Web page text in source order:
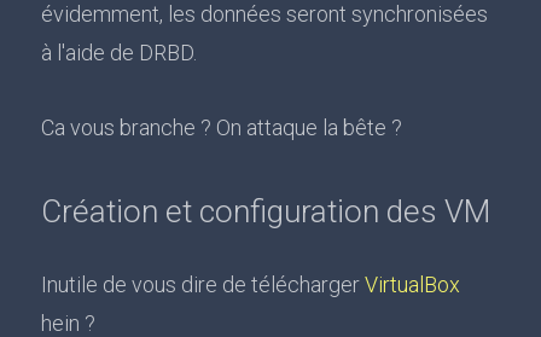
évidemment, les données seront synchronisées
à l'aide de DRBD.
Ca vous branche ? On attaque la bête ?
Création et configuration des VM
Inutile de vous dire de téléchargerVirtualBox
hein ?